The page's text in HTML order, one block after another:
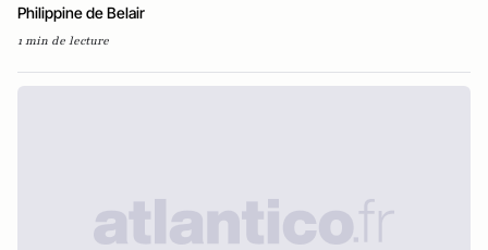
Philippine de Belair
1 min de lecture